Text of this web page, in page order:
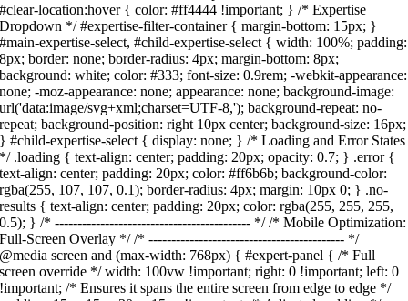
#clear-location:hover { color: #ff4444 !important; } /* Expertise
Dropdown */ #expertise-filter-container { margin-bottom: 15px; }
#main-expertise-select, #child-expertise-select { width: 100%; padding:
8px; border: none; border-radius: 4px; margin-bottom: 8px;
background: white; color: #333; font-size: 0.9rem; -webkit-appearance:
none; -moz-appearance: none; appearance: none; background-image:
url('data:image/svg+xml;charset=UTF-8,'); background-repeat: no-
repeat; background-position: right 10px center; background-size: 16px;
} #child-expertise-select { display: none; } /* Loading and Error States
*/ .loading { text-align: center; padding: 20px; opacity: 0.7; } .error {
text-align: center; padding: 20px; color: #ff6b6b; background-color:
rgba(255, 107, 107, 0.1); border-radius: 4px; margin: 10px 0; } .no-
results { text-align: center; padding: 20px; color: rgba(255, 255, 255,
0.5); } /* ------------------------------------------- */ /* Mobile Optimization:
Full-Screen Overlay */ /* ------------------------------------------- */
@media screen and (max-width: 768px) { #expert-panel { /* Full
screen override */ width: 100vw !important; right: 0 !important; left: 0
!important; /* Ensures it spans the entire screen from edge to edge */